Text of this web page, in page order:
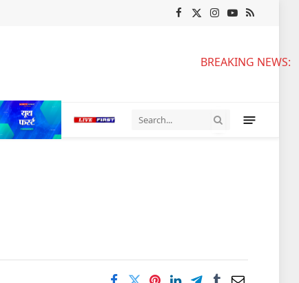
Facebook
X
Instagram
YouTube
RSS
BREAKING NEWS: